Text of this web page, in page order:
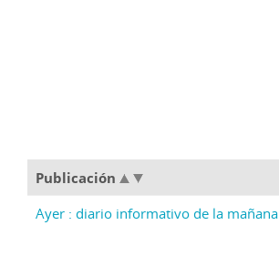
Publicación
Ayer : diario informativo de la mañana